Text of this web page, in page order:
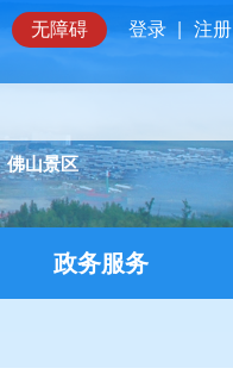
无障碍 登录 注册
佛山景区
政务服务